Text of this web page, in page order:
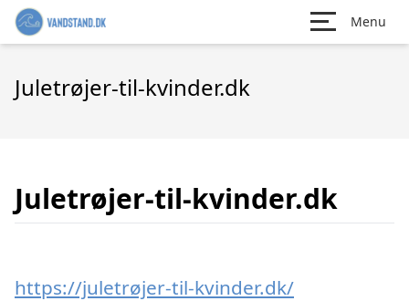
Menu
Juletrøjer-til-kvinder.dk
Juletrøjer-til-kvinder.dk
https://juletrøjer-til-kvinder.dk/